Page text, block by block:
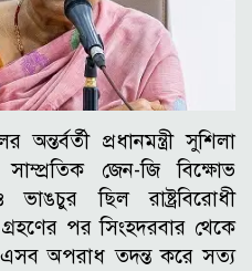
অন্তর্বর্তী প্রধানমন্ত্রী সুশিলা
জেন-জি বিক্ষোভ
ছিল রাষ্ট্রবিরোধী
গ্রহণের পর সিংহদরবার থেকে
এসব অপরাধ তদন্ত করে সত্য